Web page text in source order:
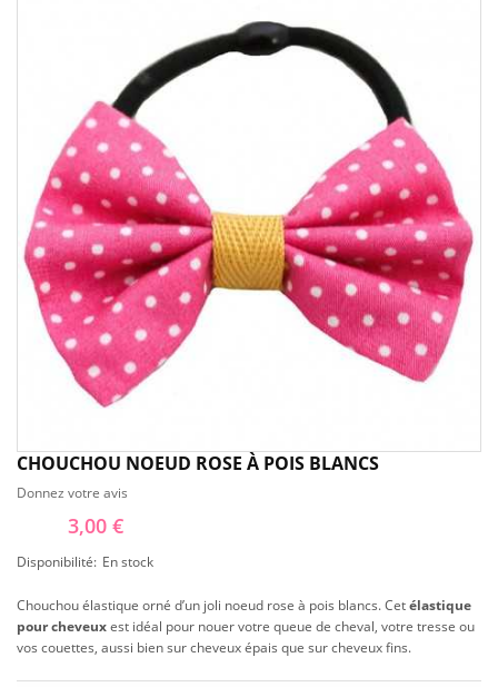
CHOUCHOU NOEUD ROSE À POIS BLANCS
Donnez votre avis
3,00 €
Disponibilité: En stock
Chouchou élastique orné d’un joli noeud rose à pois blancs. Cetélastique
pour cheveuxest idéal pour nouer votre queue de cheval, votre tresse ou
vos couettes, aussi bien sur cheveux épais que sur cheveux fins.